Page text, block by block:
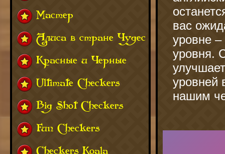
вас
уровне –
уровня.
уровней
нашим
Мастер
Алиса в стране Чудес
Красные и Черные
Ultimate Checkers
Big Shot Checkers
Fun Checkers